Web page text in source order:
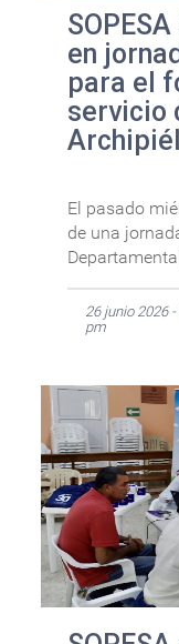
en
para el
servicio
El pasado
de una
26 junio 2026 -
pm